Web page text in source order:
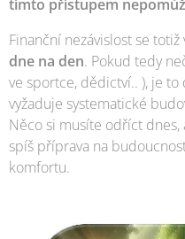
tímto přístupem
Finanční nezávislost se
dne na den. Pokud tedy
ve sportce, dědictví.. ), je
vyžaduje systematické
Něco si musíte odříct dnes,
spíš příprava na
komfortu.